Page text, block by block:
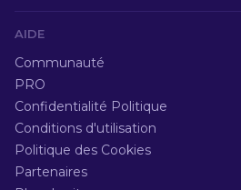
AIDE
Communauté
PRO
Confidentialité Politique
Conditions d'utilisation
Politique des Cookies
Partenaires